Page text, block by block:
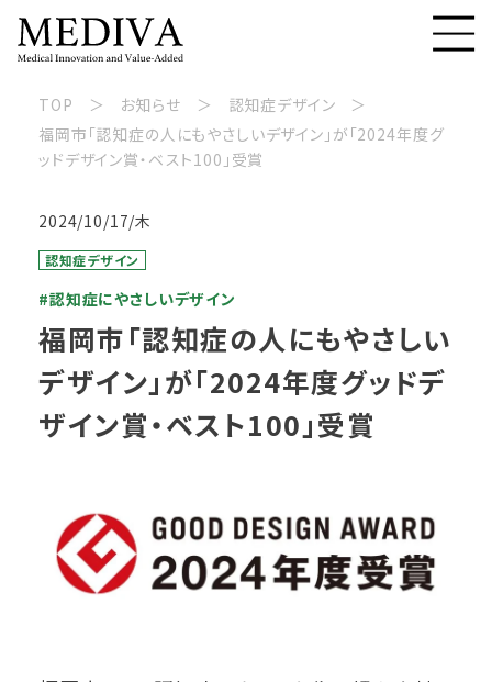
TOP お知らせ
認知症デザイン
福岡市「認知症の人にもやさしいデザイン」が「2024年度グ
ッドデザイン賞・ベスト100」受賞
2024/10/17/木
認知症デザイン
#認知症にやさしいデザイン
福岡市「認知症の人にもやさしい
デザイン」が「2024年度グッドデ
ザイン賞・ベスト100」受賞